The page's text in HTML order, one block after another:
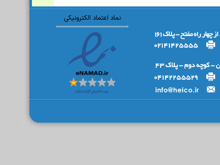
نماد اعتماد الکترونیکی